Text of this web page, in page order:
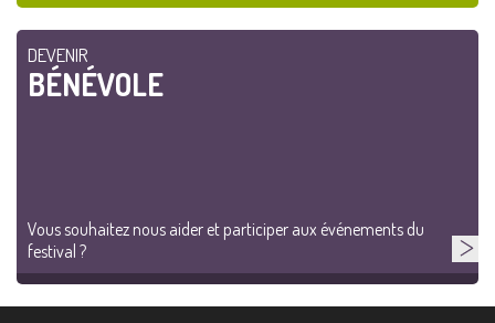
DEVENIR
BÉNÉVOLE
Vous souhaitez nous aider et participer aux événements du
festival ?